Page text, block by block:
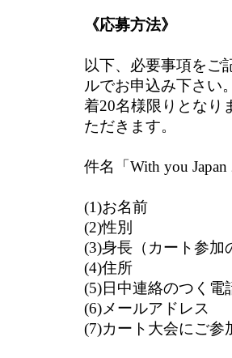
《応募方法》
以下、必要事項をご
ルでお申込み下さい
着20名様限りとなり
ただきます。
件名「With you Japan
(1)お名前
(2)性別
(3)身長（カート参加
(4)住所
(5)日中連絡のつく電
(6)メールアドレス
(7)カート大会にご参